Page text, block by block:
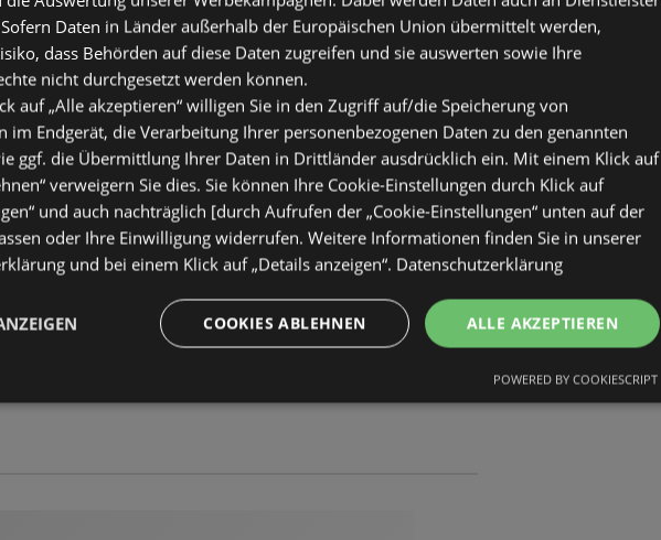
Daten in Länder außerhalb der Europäischen Union übermittelt werden,
dass Behörden auf diese Daten zugreifen und sie auswerten sowie Ihre
nicht durchgesetzt werden können.
auf „Alle akzeptieren“ willigen Sie in den Zugriff auf/die Speicherung von
im Endgerät, die Verarbeitung Ihrer personenbezogenen Daten zu den genannten
ggf. die Übermittlung Ihrer Daten in Drittländer ausdrücklich ein. Mit einem Klick auf
verweigern Sie dies. Sie können Ihre Cookie-Einstellungen durch Klick auf
und auch nachträglich [durch Aufrufen der „Cookie-Einstellungen“ unten auf der
oder Ihre Einwilligung widerrufen. Weitere Informationen finden Sie in unserer
und bei einem Klick auf „Details anzeigen“. Datenschutzerklärung
ALLE AKZEPTIEREN
COOKIES ABLEHNEN
POWERED BY COOKIESCRIPT